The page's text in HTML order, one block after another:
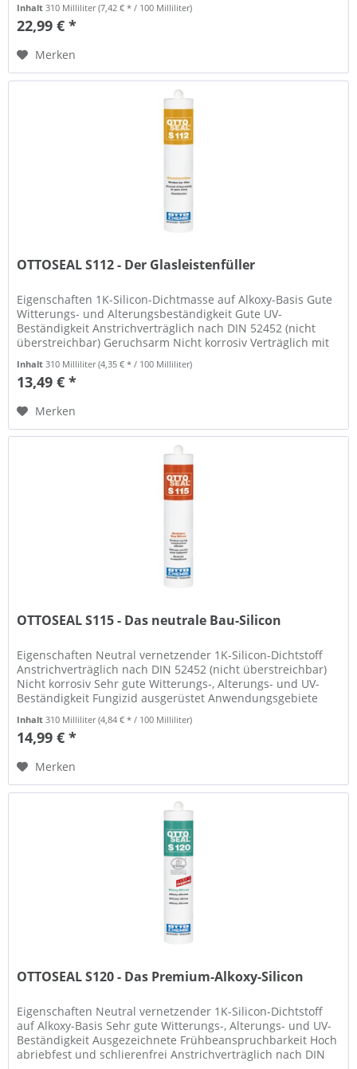
Inhalt 310 Milliliter(7,42 € * / 100 Milliliter)
22,99 € *
Merken
OTTOSEAL S112 - Der Glasleistenfüller
Eigenschaften 1K-Silicon-Dichtmasse auf Alkoxy-Basis Gute
Witterungs- und Alterungsbeständigkeit Gute UV-
Beständigkeit Anstrichverträglich nach DIN 52452 (nicht
überstreichbar) Geruchsarm Nicht korrosiv Verträglich mit
Inhalt 310 Milliliter(4,35 € * / 100 Milliliter)
13,49 € *
Merken
OTTOSEAL S115 - Das neutrale Bau-Silicon
Eigenschaften Neutral vernetzender 1K-Silicon-Dichtstoff
Anstrichverträglich nach DIN 52452 (nicht überstreichbar)
Nicht korrosiv Sehr gute Witterungs-, Alterungs- und UV-
Beständigkeit Fungizid ausgerüstet Anwendungsgebiete
Inhalt310 Milliliter(4,84 € * / 100 Milliliter)
14,99 € *
Merken
OTTOSEAL S120 - Das Premium-Alkoxy-Silicon
Eigenschaften Neutral vernetzender 1K-Silicon-Dichtstoff
auf Alkoxy-Basis Sehr gute Witterungs-, Alterungs- und UV-
Beständigkeit Ausgezeichnete Frühbeanspruchbarkeit Hoch
abriebfest und schlierenfrei Anstrichverträglich nach DIN